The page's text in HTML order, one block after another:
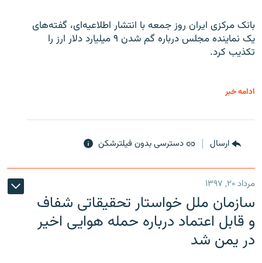
بانک مرکزی ایران روز جمعه با انتشار اطلاعیه‌ای، گفته‌های
یک نماینده مجلس درباره گم شدن ۹ میلیارد دلار ارز را
تکذیب کرد.
ادامه خبر
ارسال دسترسی بدون فیلترشکن
مرداد ۲۰, ۱۳۹۷
سازمان ملل خواستار تحقیقاتی شفاف
و قابل اعتماد درباره حمله هوایی اخیر
در یمن شد